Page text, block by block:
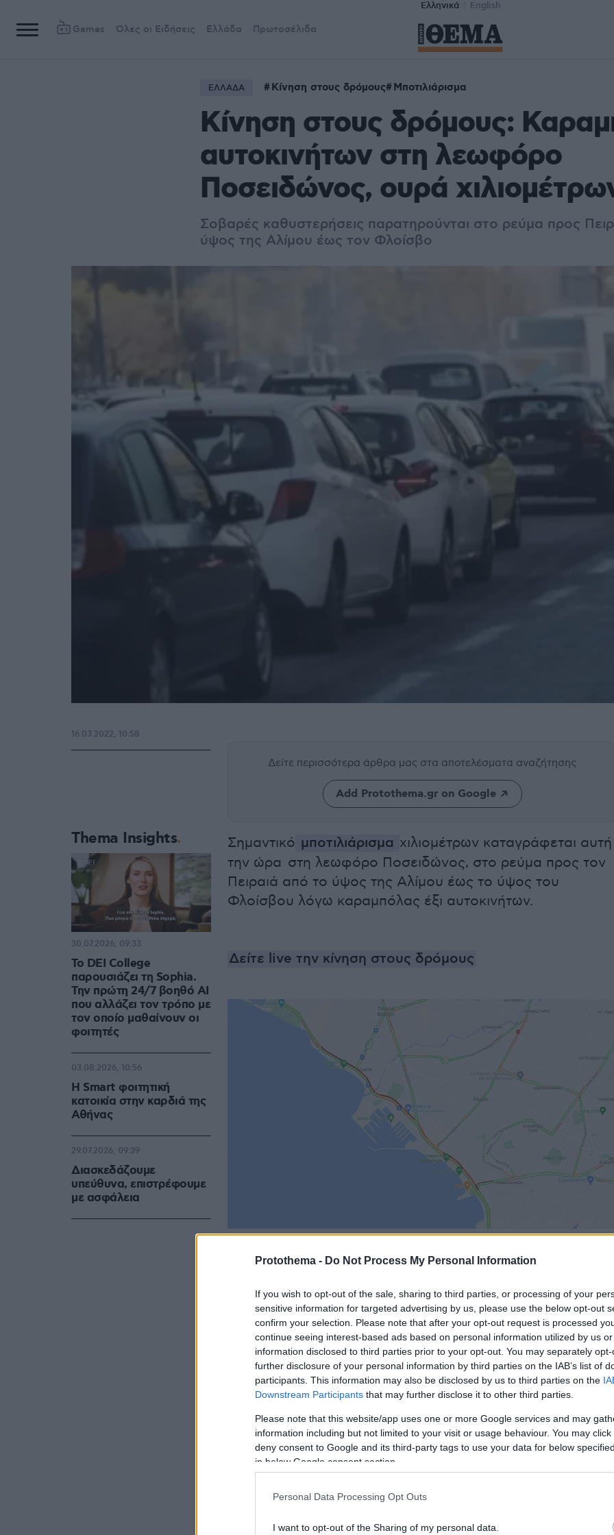
Protothema - Do Not Process My Personal Information
If you wish to opt-out of the sale, sharing to third parties, or processing of your
sensitive information for targeted advertising by us, please use the below opt-out
confirm your selection. Please note that after your opt-out request is processed
continue seeing interest-based ads based on personal information utilized by us
information disclosed to third parties prior to your opt-out. You may separately
further disclosure of your personal information by third parties on the IAB’s list of
participants. This information may also be disclosed by us to third parties on the
Downstream Participants that may further disclose it to other third parties.
Please note that this website/app uses one or more Google services and may
information including but not limited to your visit or usage behaviour. You may
deny consent to Google and its third-party tags to use your data for below
in below Google consent section.
Personal Data Processing Opt Outs
I want to opt-out of the Sharing of my personal data.
Ελληνικά English
Games Όλες οι Ειδήσεις Ελλάδα Πρωτοσέλιδα
ΕΛΛΑΔΑ Κίνηση στους δρόμους Μποτιλιάρισμα
Κίνηση στους δρόμους:
αυτοκινήτων στη λεωφόρο
Ποσειδώνος, oυρά
Σοβαρές καθυστερήσεις παρατηρούνται στο ρεύμα προς
ύψος της Αλίμου έως τον Φλοίσβο
Δείτε περισσότερα άρθρα μας στα αποτελέσματα αναζήτησης
Add Protothema.gr on Google
Σημαντικό μποτιλιάρισμα χιλιομέτρων καταγράφεται αυτή
την ώρα στη λεωφόρο Ποσειδώνος, στο ρεύμα προς τον
Πειραιά από το ύψος της Αλίμου έως το ύψος του
Φλοίσβου λόγω καραμπόλας έξι αυτοκινήτων.
Δείτε live την κίνηση στους δρόμους
Ειδήσεις σήμερα:
Omicron 2: Αυξήθηκαν 63% τα κρούσματα μέσα σε δύο
Όλα τα «μυστικά» του νέου ΕΝΦΙΑ σε 4 βήματα
Αύριο το οικονομικό πακέτο στήριξης
16.03.2022, 10:58
Thema Insights
Το DEI College
παρουσιάζει τη Sophia.
Την πρώτη 24/7 βοηθό AI
που αλλάζει τον τρόπο με
τον οποίο μαθαίνουν οι
φοιτητές
30.07.2026, 09:33
Η Smart φοιτητική
κατοικία στην καρδιά της
Αθήνας
03.08.2026, 10:56
Διασκεδάζουμε
υπεύθυνα, επιστρέφουμε
με ασφάλεια
29.07.2026, 09:39